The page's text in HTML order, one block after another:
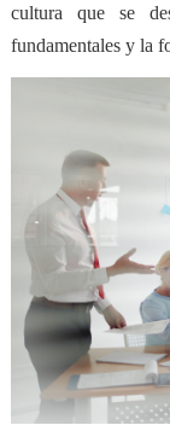
cultura que se
fundamentales y la